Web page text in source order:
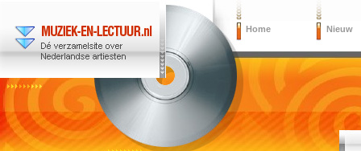
Home Nieuw